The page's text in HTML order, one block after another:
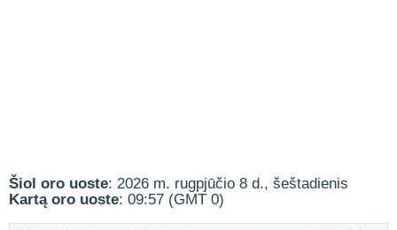
Šiol oro uoste: 2026 m. rugpjūčio 8 d., šeštadienis
Kartą oro uoste: 09:57 (GMT 0)